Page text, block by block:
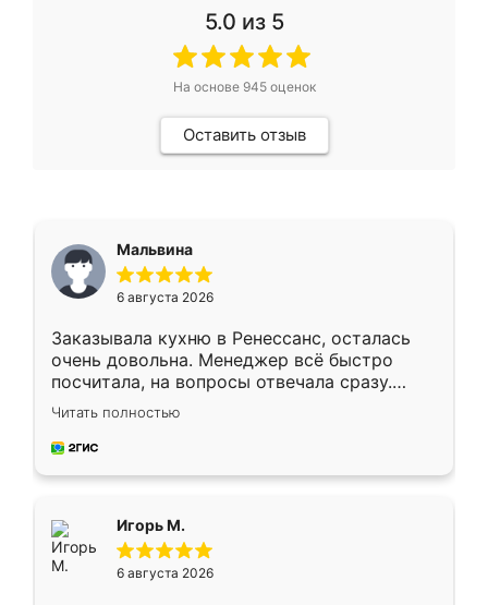
5.0 из 5
На основе 945оценок
Оставить отзыв
Мальвина
6 августа 2026
Заказывала кухню в Ренессанс, осталась
очень довольна. Менеджер всё быстро
посчитала, на вопросы отвечала сразу.
Замерщик приехал в субботу, подошёл к
делу со всей ответственностью. Собрали
за день, ребята работали аккуратно, даже
Читать полностью
Игорь М.
6 августа 2026